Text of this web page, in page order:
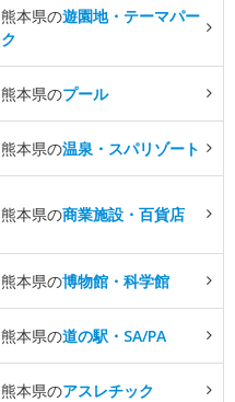
熊本県の遊園地・テーマパー
ク
熊本県のプール
熊本県の温泉・スパリゾート
熊本県の商業施設・百貨店
熊本県の博物館・科学館
熊本県の道の駅・SA/PA
熊本県のアスレチック